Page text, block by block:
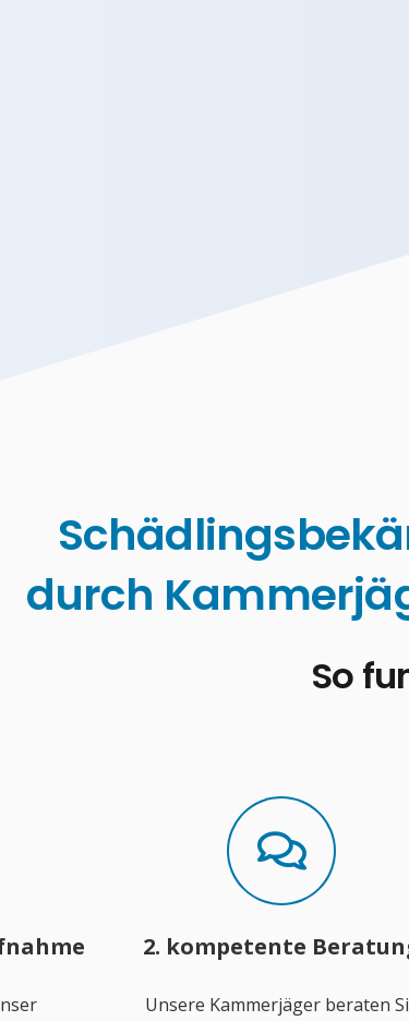
durch
So
2. kompetente
Unsere Kammerjäger beraten